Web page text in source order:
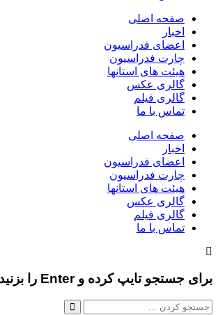
صفحه اصلی
اخبار
اعضای فدراسیون
چارت فدراسیون
هیئت های استانها
گالری عکس
گالری فیلم
تماس با ما
صفحه اصلی
اخبار
اعضای فدراسیون
چارت فدراسیون
هیئت های استانها
گالری عکس
گالری فیلم
تماس با ما
برای جستجو تایپ کرده و Enter را بزنید